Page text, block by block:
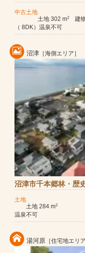
中古土地
土地 302 m2 建
（ 8DK）温泉不可
沼津 ［海側エリア］
沼津市千本郷林・歴
土地
土地 284 m2
温泉不可
湯河原 ［住宅地エリア